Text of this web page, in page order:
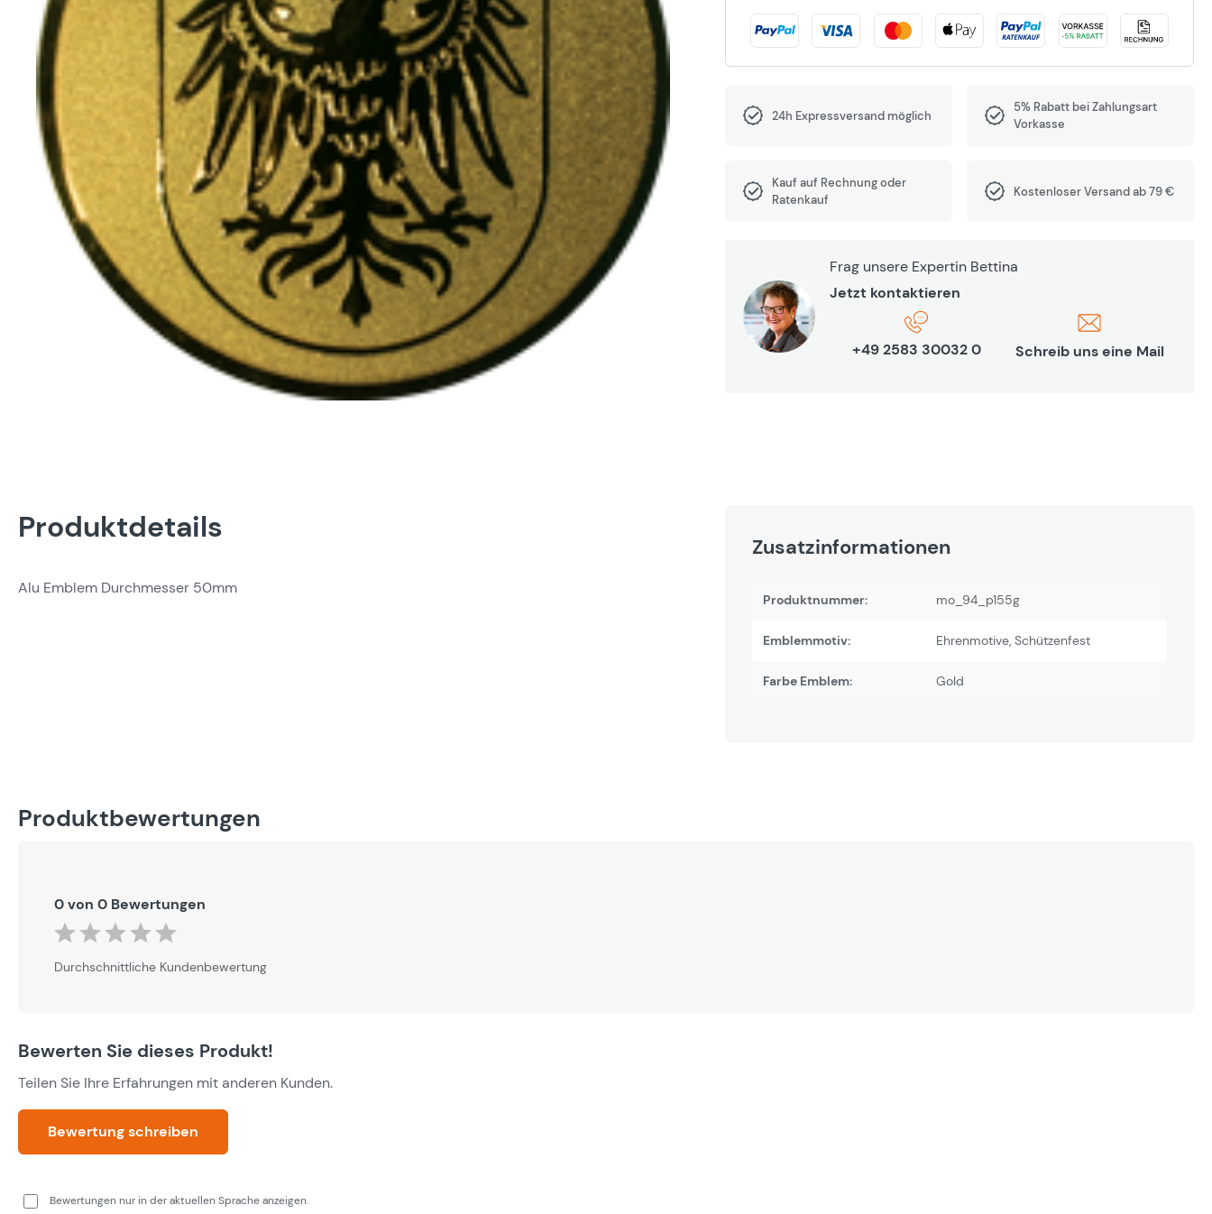
24h Expressversand möglich
5% Rabatt bei Zahlungsart
Vorkasse
Kauf auf Rechnung oder
Ratenkauf
Kostenloser Versand ab 79 €
Frag unsere Expertin Bettina
Jetzt kontaktieren
+49 2583 30032 0 Schreib uns eine Mail
Produktdetails
Alu Emblem Durchmesser 50mm
Zusatzinformationen
Produktnummer: mo_94_p155g
Emblemmotiv: Ehrenmotive, Schützenfest
Farbe Emblem: Gold
Produktbewertungen
0 von 0 Bewertungen
Durchschnittliche Bewertung von 0 von 5 Sternen
Durchschnittliche Kundenbewertung
Bewerten Sie dieses Produkt!
Teilen Sie Ihre Erfahrungen mit anderen Kunden.
Bewertung schreiben
Bewertungen nur in der aktuellen Sprache anzeigen.